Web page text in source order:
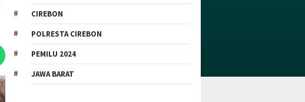
CIREBON
POLRESTA CIREBON
PEMILU 2024
JAWA BARAT